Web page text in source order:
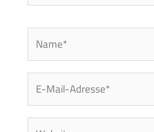
Name*
E-
Adresse*
Website